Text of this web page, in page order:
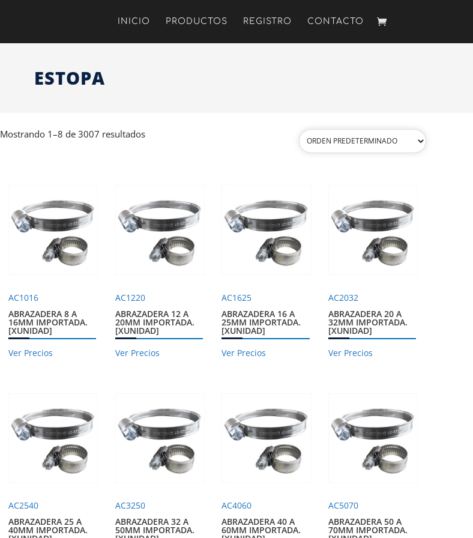
INICIO PRODUCTOS REGISTRO CONTACTO
ESTOPA
Mostrando 1–8 de 3007 resultados
AC1016
ABRAZADERA 8 A
16MM IMPORTADA.
[XUNIDAD]
Ver Precios
AC1220
ABRAZADERA 12 A
20MM IMPORTADA.
[XUNIDAD]
Ver Precios
AC1625
ABRAZADERA 16 A
25MM IMPORTADA.
[XUNIDAD]
Ver Precios
AC2032
ABRAZADERA 20 A
32MM IMPORTADA.
[XUNIDAD]
Ver Precios
AC2540
ABRAZADERA 25 A
40MM IMPORTADA.
AC3250
ABRAZADERA 32 A
50MM IMPORTADA.
AC4060
ABRAZADERA 40 A
60MM IMPORTADA.
AC5070
ABRAZADERA 50 A
70MM IMPORTADA.